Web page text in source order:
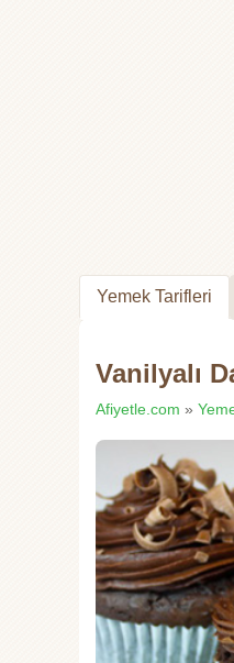
Yemek Tarifleri
Vanilyalı
Afiyetle.com »